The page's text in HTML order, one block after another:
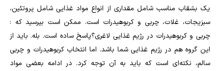
یک بشقاب مناسب شامل مقداری از انواع مواد غذایی شامل پروتئین،
سبزیجات، غلات، چربی و کربوهیدرات است. ممکن است بپرسید که :
چربی و کربوهیدرات در رژیم غذایی لاغری؟پاسخ ساده است. بله. باید از
این گروه هم در رژیم غذایی شما باشد. اما انتخاب کربوهیدرات و چربی
سالم، نکته‌ای است که باید به آن توجه کرد. در ادامه بعضی مواد